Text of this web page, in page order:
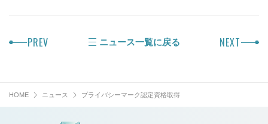
PREV ニュース一覧に戻る NEXT
HOME ニュース プライバシーマーク認定資格取得